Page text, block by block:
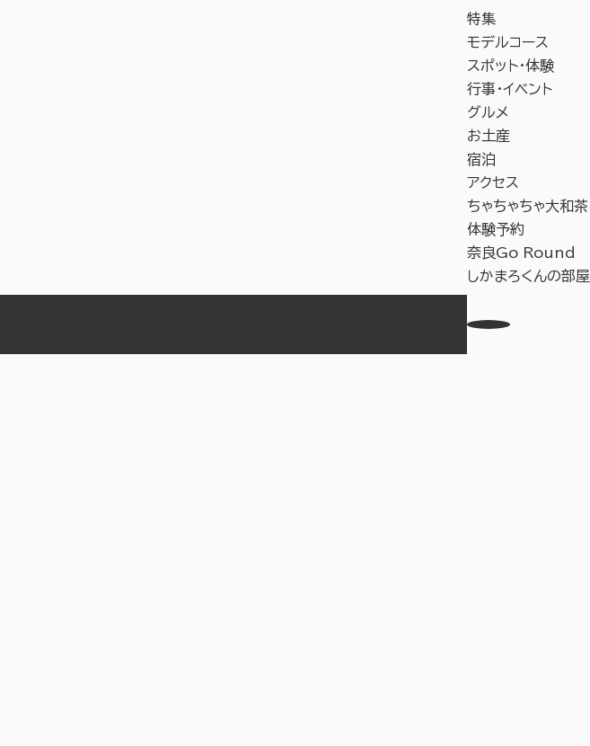
特集
モデルコース
スポット・体験
行事・イベント
グルメ
お土産
宿泊
アクセス
ちゃちゃちゃ大和茶
体験予約
奈良Go Round
しかまろくんの部屋